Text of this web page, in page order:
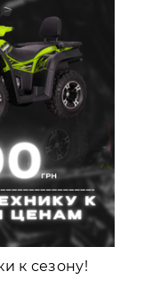
к сезону!